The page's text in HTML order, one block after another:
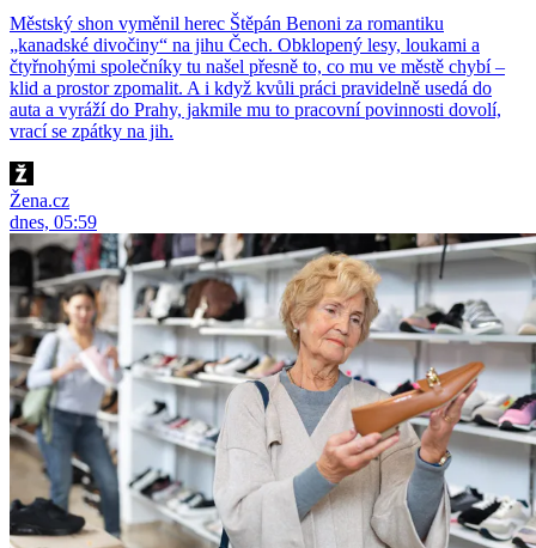
Městský shon vyměnil herec Štěpán Benoni za romantiku
„kanadské divočiny“ na jihu Čech. Obklopený lesy, loukami a
čtyřnohými společníky tu našel přesně to, co mu ve městě chybí –
klid a prostor zpomalit. A i když kvůli práci pravidelně usedá do
auta a vyráží do Prahy, jakmile mu to pracovní povinnosti dovolí,
vrací se zpátky na jih.
Žena.cz
dnes, 05:59